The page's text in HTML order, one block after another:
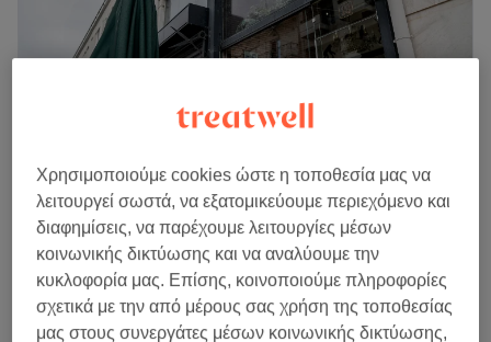
Scissors AVEDA Hair Lounge
5,0
152 κριτικές
Δάφνη, Αττική
Εμφάνιση στον χάρτη
Balayage από
2 ώρες 30 λεπτά
€ 90
Περισσότερα για το κατάστημα
Χρησιμοποιούμε cookies ώστε η τοποθεσία μας να
λειτουργεί σωστά, να εξατομικεύουμε περιεχόμενο και
διαφημίσεις, να παρέχουμε λειτουργίες μέσων
κοινωνικής δικτύωσης και να αναλύουμε την
κυκλοφορία μας. Επίσης, κοινοποιούμε πληροφορίες
σχετικά με την από μέρους σας χρήση της τοποθεσίας
μας στους συνεργάτες μέσων κοινωνικής δικτύωσης,